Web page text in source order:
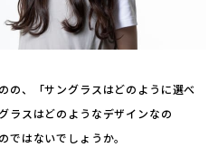
の、「サングラスはどのように選べ
ラスはどのようなデザインなの
ではないでしょうか。